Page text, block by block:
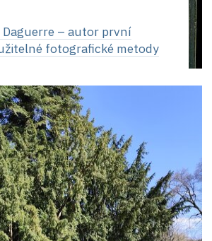
Daguerre – autor první
fotografické metody